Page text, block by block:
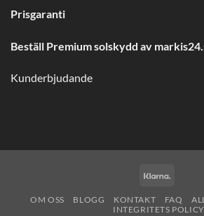
Prisgaranti
Beställ Premium solskydd av
Kunderbjudande
OM OSS BLOGG KONTAKT FAQ
INTEGRITETS POLICY